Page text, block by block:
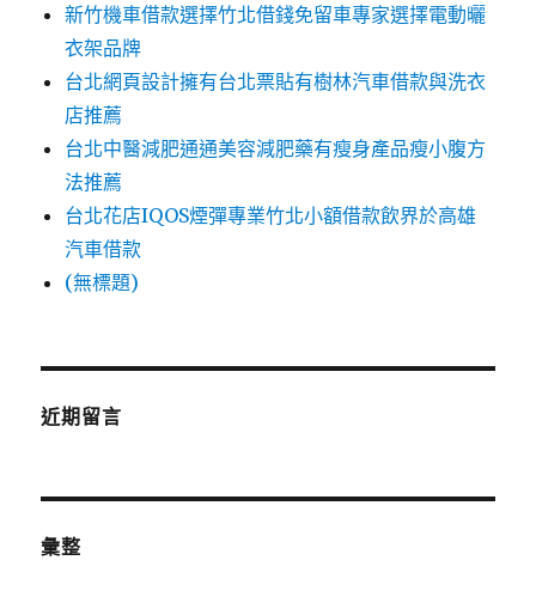
新竹機車借款選擇竹北借錢免留車專家選擇電動曬
衣架品牌
台北網頁設計擁有台北票貼有樹林汽車借款與洗衣
店推薦
台北中醫減肥通通美容減肥藥有瘦身產品瘦小腹方
法推薦
台北花店IQOS煙彈專業竹北小額借款飲界於高雄
汽車借款
(無標題)
近期留言
彙整